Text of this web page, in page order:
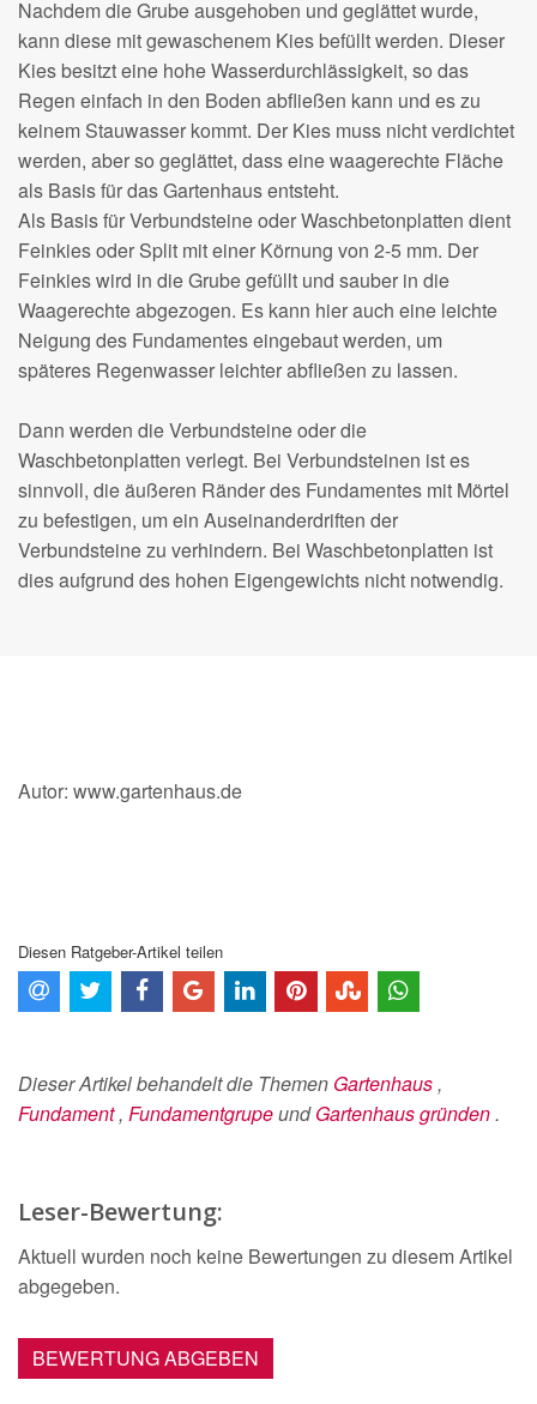
Nachdem die Grube ausgehoben und geglättet wurde,
kann diese mit gewaschenem Kies befüllt werden. Dieser
Kies besitzt eine hohe Wasserdurchlässigkeit, so das
Regen einfach in den Boden abfließen kann und es zu
keinem Stauwasser kommt. Der Kies muss nicht verdichtet
werden, aber so geglättet, dass eine waagerechte Fläche
als Basis für das Gartenhaus entsteht.
Als Basis für Verbundsteine oder Waschbetonplatten dient
Feinkies oder Split mit einer Körnung von 2-5 mm. Der
Feinkies wird in die Grube gefüllt und sauber in die
Waagerechte abgezogen. Es kann hier auch eine leichte
Neigung des Fundamentes eingebaut werden, um
späteres Regenwasser leichter abfließen zu lassen.
Dann werden die Verbundsteine oder die
Waschbetonplatten verlegt. Bei Verbundsteinen ist es
sinnvoll, die äußeren Ränder des Fundamentes mit Mörtel
zu befestigen, um ein Auseinanderdriften der
Verbundsteine zu verhindern. Bei Waschbetonplatten ist
dies aufgrund des hohen Eigengewichts nicht notwendig.
Autor: www.gartenhaus.de
Diesen Ratgeber-Artikel teilen
Dieser Artikel behandelt die Themen Gartenhaus ,
Fundament, FundamentgrupeundGartenhaus gründen .
Leser-Bewertung:
Aktuell wurden noch keine Bewertungen zu diesem Artikel
abgegeben.
BEWERTUNG ABGEBEN